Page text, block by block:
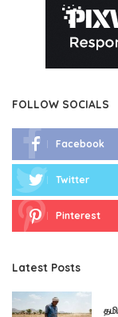
FOLLOW SOCIALS
Facebook
Twitter
Pinterest
Latest Posts